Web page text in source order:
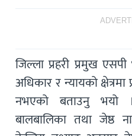
जिल्ला प्रहरी प्रमुख
अधिकार र न्यायको
नभएको बताउनु भयो
बालबालिका तथा जेष्ठ